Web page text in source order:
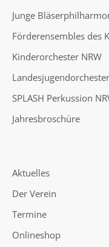
Junge
Förderensembles des
Kinderorchester NRW
SPLASH Perkussion
Jahresbroschüre
Aktuelles
Der Verein
Termine
Onlineshop